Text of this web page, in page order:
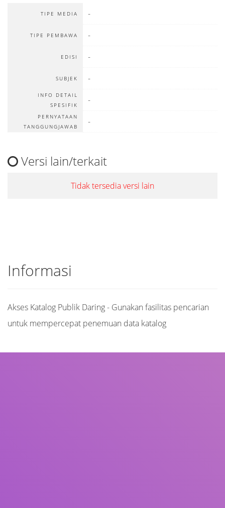
TIPE MEDIA -
TIPE PEMBAWA -
EDISI -
SUBJEK -
INFO DETAIL
SPESIFIK
-
PERNYATAAN
TANGGUNGJAWAB
-
Versi lain/terkait
Tidak tersedia versi lain
Informasi
Akses Katalog Publik Daring - Gunakan fasilitas pencarian
untuk mempercepat penemuan data katalog